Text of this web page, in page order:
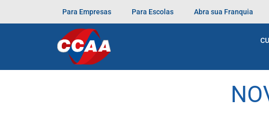
Para Empresas Para Escolas Abra sua Franquia